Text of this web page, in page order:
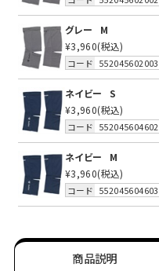
グレー
M
¥3,960(税込)
コード 552045602003
ネイビー
S
¥3,960(税込)
コード 552045604602
ネイビー
M
¥3,960(税込)
コード 552045604603
商品説明